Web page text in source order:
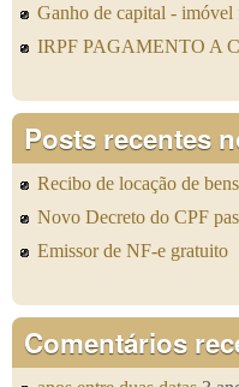
Ganho de capital - imóvel
IRPF PAGAMENTO A
Posts recentes
Recibo de locação de
Novo Decreto do CPF
Emissor de NF-e gratuito
Comentários